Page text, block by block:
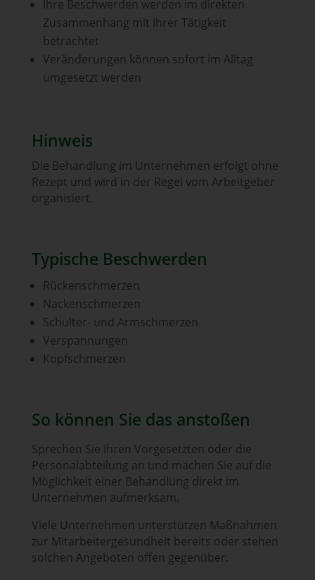
Ihre Beschwerden werden im direkten
Zusammenhang mit Ihrer Tätigkeit
betrachtet
Veränderungen können sofort im Alltag
umgesetzt werden
Hinweis
Die Behandlung im Unternehmen erfolgt ohne
Rezept und wird in der Regel vom Arbeitgeber
organisiert.
Typische Beschwerden
Rückenschmerzen
Nackenschmerzen
Schulter- und Armschmerzen
Verspannungen
Kopfschmerzen
So können Sie das anstoßen
Sprechen Sie Ihren Vorgesetzten oder die
Personalabteilung an und machen Sie auf die
Möglichkeit einer Behandlung direkt im
Unternehmen aufmerksam.
Viele Unternehmen unterstützen Maßnahmen
zur Mitarbeitergesundheit bereits oder stehen
solchen Angeboten offen gegenüber.